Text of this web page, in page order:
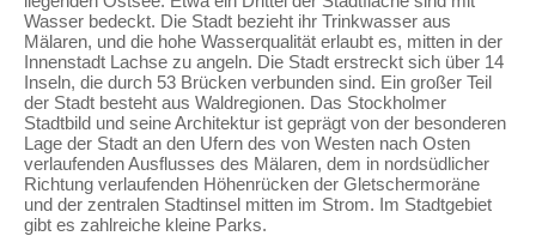
Wasser bedeckt. Die Stadt bezieht ihr Trinkwasser aus
Mälaren, und die hohe Wasserqualität erlaubt es, mitten in der
Innenstadt Lachse zu angeln. Die Stadt erstreckt sich über 14
Inseln, die durch 53 Brücken verbunden sind. Ein großer Teil
der Stadt besteht aus Waldregionen. Das Stockholmer
Stadtbild und seine Architektur ist geprägt von der besonderen
Lage der Stadt an den Ufern des von Westen nach Osten
verlaufenden Ausflusses des Mälaren, dem in nordsüdlicher
Richtung verlaufenden Höhenrücken der Gletschermoräne
und der zentralen Stadtinsel mitten im Strom. Im Stadtgebiet
gibt es zahlreiche kleine Parks.